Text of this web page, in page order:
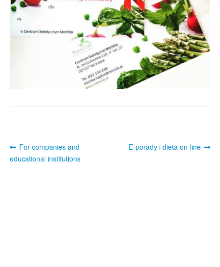
Sklep
Publikacje i media
Kontakt
Post
navigation
Previous
post:
For companies and
educational institutions
Next
E-porady i dieta on-line